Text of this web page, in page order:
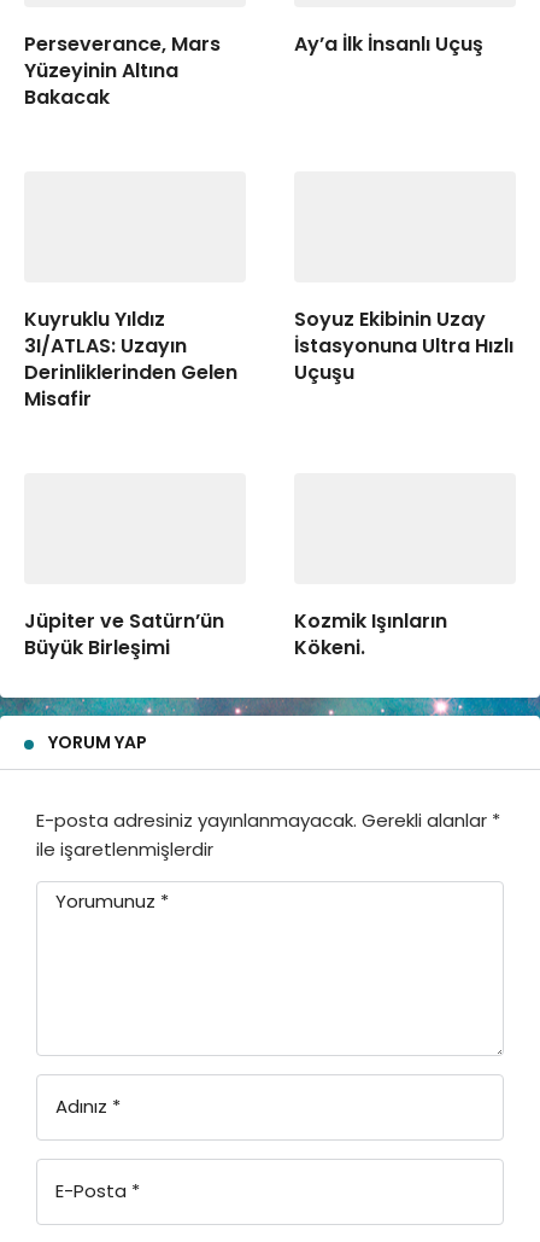
Perseverance, Mars
Yüzeyinin Altına
Bakacak
Ay’a İlk İnsanlı Uçuş
Kuyruklu Yıldız
3I/ATLAS: Uzayın
Derinliklerinden Gelen
Misafir
Soyuz Ekibinin Uzay
İstasyonuna Ultra Hızlı
Uçuşu
Jüpiter ve Satürn’ün
Büyük Birleşimi
Kozmik Işınların
Kökeni.
YORUM YAP
E-posta adresiniz yayınlanmayacak. Gerekli alanlar *
ile işaretlenmişlerdir
Yorumunuz *
Adınız *
E-Posta *